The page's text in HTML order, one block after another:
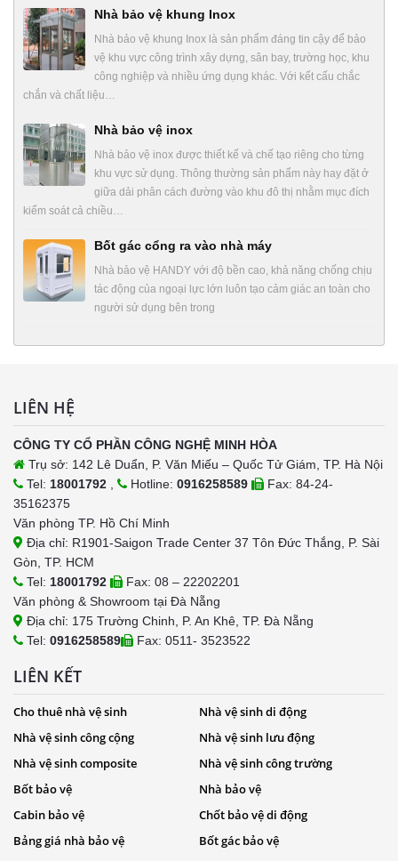
Nhà bảo vệ khung Inox
Nhà bảo vệ khung Inox là sản phẩm đáng tin cậy để bảo
vệ khu vực công trình xây dựng, sân bay, trường học, khu
công nghiệp và nhiều ứng dụng khác. Với kết cấu chắc
chắn và chất liệu…
Nhà bảo vệ inox
Nhà bảo vệ inox được thiết kế và chế tạo riêng cho từng
khu vực sử dụng. Thông thường sản phẩm này hay đặt ở
giữa dải phân cách đường vào khu đô thị nhằm mục đích
kiểm soát cả chiều…
Bốt gác cổng ra vào nhà máy
Nhà bảo vệ HANDY với độ bền cao, khả năng chống chịu
tác động của ngoại lực lớn luôn tạo cảm giác an toàn cho
người sử dụng bên trong
LIÊN HỆ
CÔNG TY CỔ PHẦN CÔNG NGHỆ MINH HÒA
Trụ sở: 142 Lê Duẩn, P. Văn Miếu – Quốc Tử Giám, TP. Hà Nội
Tel: 18001792 Hotline: 0916258589
Fax: 84-24-
35162375
Văn phòng TP. Hồ Chí Minh
Địa chỉ: R1901-Saigon Trade Center 37 Tôn Đức Thắng, P. Sài
Gòn, TP. HCM
Tel: 18001792
Fax: 08 – 22202201
Văn phòng & Showroom tại Đà Nẵng
Địa chỉ: 175 Trường Chinh, P. An Khê, TP. Đà Nẵng
Tel: 0916258589 Fax: 0511- 3523522
LIÊN KẾT
Cho thuê nhà vệ sinh
Nhà vệ sinh di động
Nhà vệ sinh công cộng
Nhà vệ sinh lưu động
Nhà vệ sinh composite
Nhà vệ sinh công trường
Bốt bảo vệ
Nhà bảo vệ
Cabin bảo vệ
Chốt bảo vệ di động
Bảng giá nhà bảo vệ
Bốt gác bảo vệ